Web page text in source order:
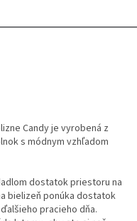
Candy je vyrobená z
s módnym vzhľadom
dostatok priestoru na
bielizeň ponúka dostatok
pracieho dňa.